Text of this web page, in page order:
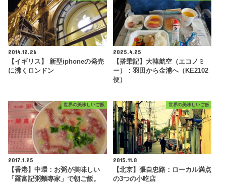
2014.12.26
【イギリス】 新型iphoneの発売
に沸くロンドン
2025.4.25
【搭乗記】大韓航空（エコノミ
ー）：羽田から金浦へ（KE2102
便）
世界の美味しいご飯
2017.1.25
【香港】中環：お粥が美味しい
「羅富記粥麵專家」で朝ご飯。
世界の美味しいご飯
2015.11.8
【北京】張自忠路：ローカル満点
の3つの小吃店